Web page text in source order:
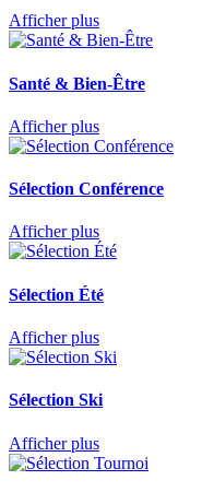
Afficher plus
Santé & Bien-Être
Afficher plus
Sélection Conférence
Afficher plus
Sélection Été
Afficher plus
Sélection Ski
Afficher plus